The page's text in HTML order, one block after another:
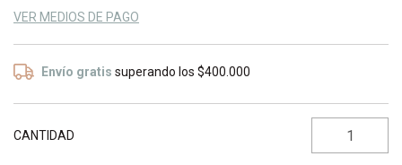
VER MEDIOS DE PAGO
Envío gratis superando los$400.000
CANTIDAD